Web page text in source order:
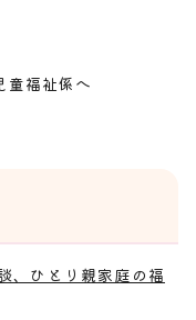
童福祉係へ
、ひとり親家庭の福